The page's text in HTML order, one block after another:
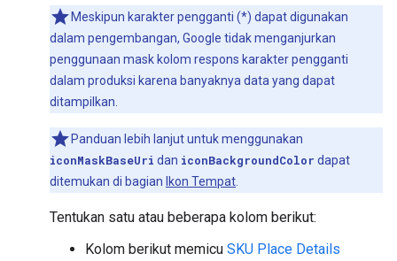
Meskipun karakter pengganti (*) dapat digunakan
dalam pengembangan, Google tidak menganjurkan
penggunaan mask kolom respons karakter pengganti
dalam produksi karena banyaknya data yang dapat
ditampilkan.
Panduan lebih lanjut untuk menggunakan
iconMaskBaseUri dan iconBackgroundColor dapat
ditemukan di bagian Ikon Tempat
Tentukan satu atau beberapa kolom berikut:
Kolom berikut memicu SKU Place Details